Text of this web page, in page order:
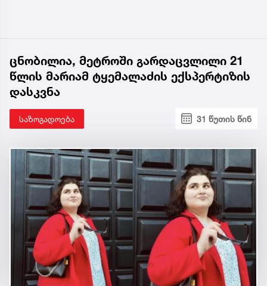
ცნობილია, მეტროში გარდაცვლილი 21
წლის მარიამ ტყემალაძის ექსპერტიზის
დასკვნა
საზოგადოება 31 წუთის წინ